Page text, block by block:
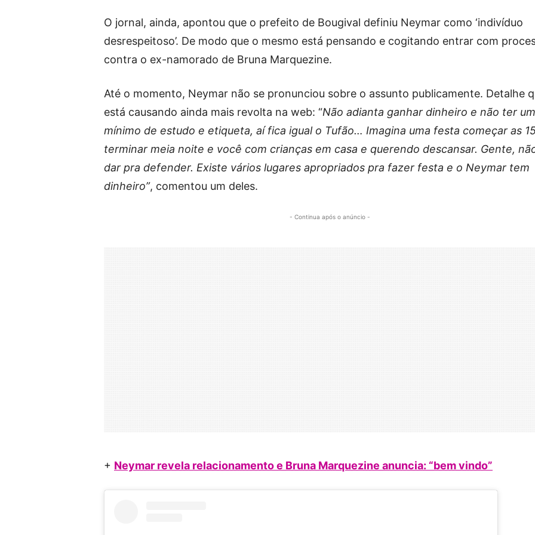
O jornal, ainda, apontou que o prefeito de Bougival definiu Neymar como ‘indivíduo
desrespeitoso’. De modo que o mesmo está pensando e cogitando entrar com
contra o ex-namorado de Bruna Marquezine.
Até o momento, Neymar não se pronunciou sobre o assunto publicamente. Detalhe
está causando ainda mais revolta na web: “Não adianta ganhar dinheiro e não ter um
mínimo de estudo e etiqueta, aí fica igual o Tufão… Imagina uma festa começar as
terminar meia noite e você com crianças em casa e querendo descansar. Gente,
dar pra defender. Existe vários lugares apropriados pra fazer festa e o Neymar tem
dinheiro”, comentou um deles.
- Continua após o anúncio -
+ Neymar revela relacionamento e Bruna Marquezine anuncia: “bem vindo”